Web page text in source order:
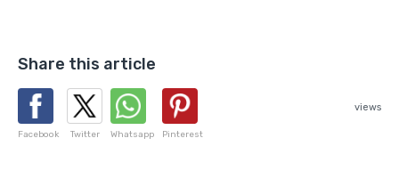
Share this article
Facebook Twitter Whatsapp Pinterest
views